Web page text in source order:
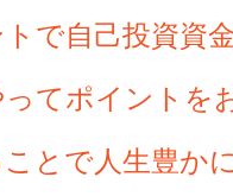
で自己投資資
ってポイントを
とで人生豊かに